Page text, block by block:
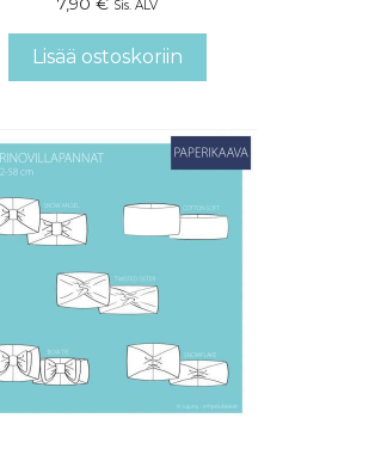
Sis. ALV
Lisää ostoskoriin